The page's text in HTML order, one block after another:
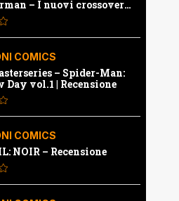
– I nuovi crossover
| Recensione
COMICS
– Spider-Man:
Day vol.1 | Recensione
COMICS
NOIR – Recensione